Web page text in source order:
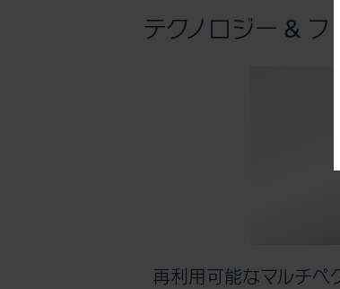
テクノロジー & フ
再利用可能なマルチ